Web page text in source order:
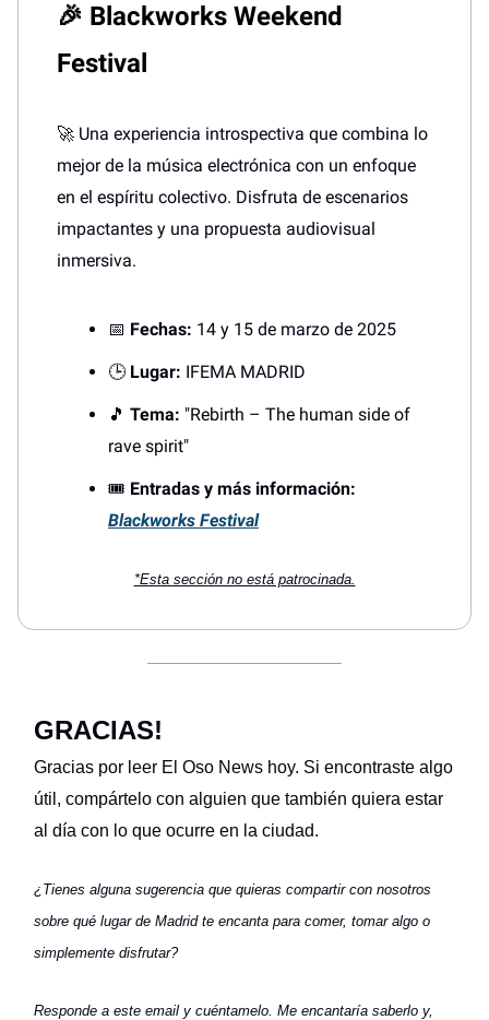
🎉 Blackworks Weekend
Festival
🚀 Una experiencia introspectiva que combina lo
mejor de la música electrónica con un enfoque
en el espíritu colectivo. Disfruta de escenarios
impactantes y una propuesta audiovisual
inmersiva.
📅 Fechas: 14 y 15 de marzo de 2025
🕒 Lugar: IFEMA MADRID
🎵 Tema: "Rebirth – The human side of
rave spirit"
🎟️ Entradas y más información:
Blackworks Festival
*Esta sección no está patrocinada.
GRACIAS!
Gracias por leer El Oso News hoy. Si encontraste algo
útil, compártelo con alguien que también quiera estar
al día con lo que ocurre en la ciudad.
¿Tienes alguna sugerencia que quieras compartir con nosotros
sobre qué lugar de Madrid te encanta para comer, tomar algo o
simplemente disfrutar?
Responde a este email y cuéntamelo. Me encantaría saberlo y,